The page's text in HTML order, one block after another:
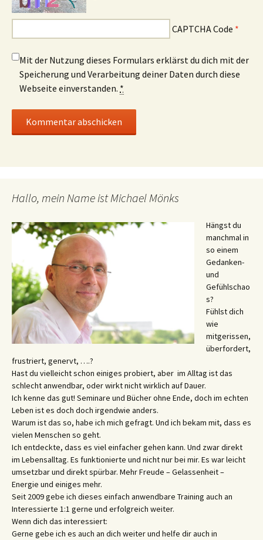
CAPTCHA Code *
Mit der Nutzung dieses Formulars erklärst du dich mit der
Speicherung und Verarbeitung deiner Daten durch diese
Webseite einverstanden. *
Hallo, mein Name ist Michael Mönks
Hängst du
manchmal in
so einem
Gedanken-
und
Gefühlschao
s?
Fühlst dich
wie
mitgerissen,
überfordert,
frustriert, genervt, ….?
Hast du vielleicht schon einiges probiert, aber im Alltag ist das
schlecht anwendbar, oder wirkt nicht wirklich auf Dauer.
Ich kenne das gut! Seminare und Bücher ohne Ende, doch im echten
Leben ist es doch doch irgendwie anders.
Warum ist das so, habe ich mich gefragt. Und ich bekam mit, dass es
vielen Menschen so geht.
Ich entdeckte, dass es viel einfacher gehen kann. Und zwar direkt
im Lebensalltag. Es funktionierte und nicht nur bei mir. Es war leicht
umsetzbar und direkt spürbar. Mehr Freude – Gelassenheit –
Energie und einiges mehr.
Seit 2009 gebe ich dieses einfach anwendbare Training auch an
Interessierte 1:1 gerne und erfolgreich weiter.
Wenn dich das interessiert:
Gerne gebe ich es auch an dich weiter und helfe dir auch in